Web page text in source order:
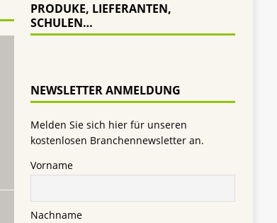
PRODUKE, LIEFERANTEN,
SCHULEN…
NEWSLETTER ANMELDUNG
Melden Sie sich hier für unseren
kostenlosen Branchennewsletter an.
Vorname
Nachname